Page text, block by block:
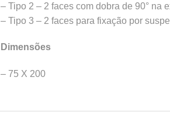
– Tipo 2 – 2 faces com dobra de 90° na
– Tipo 3 – 2 faces para fixação por
Dimensões
– 75 X 200